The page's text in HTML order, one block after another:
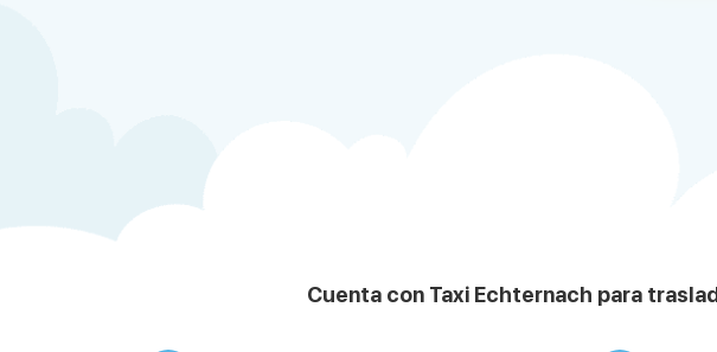
Cuenta con Taxi Echternach para